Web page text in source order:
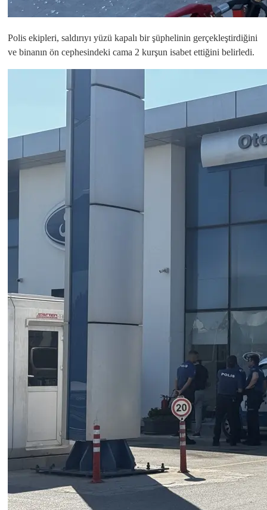
Polis ekipleri, saldırıyı yüzü kapalı bir şüphelinin gerçekleştirdiğini
ve binanın ön cephesindeki cama 2 kurşun isabet ettiğini belirledi.